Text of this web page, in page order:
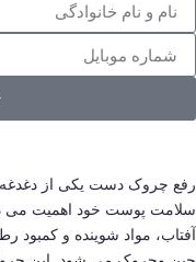
رفع چروک دست یکی از دغدغه
سلامت پوست خود اهمیت می
آفتاب، مواد شوینده و کمبود